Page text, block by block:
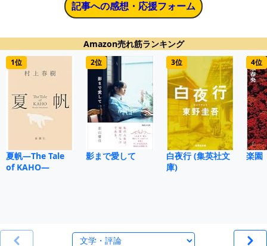
記事への感想・応援フォーム
Amazon売れ筋ランキング
1位
夏帆―The Tale
of KAHO―
2位
影まで愛して
3位
白夜行 (集英社文
庫)
4位
楽園